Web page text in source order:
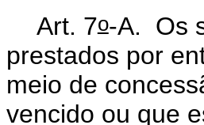
Art. 7o-A. Os
prestados por
meio de
vencido ou que